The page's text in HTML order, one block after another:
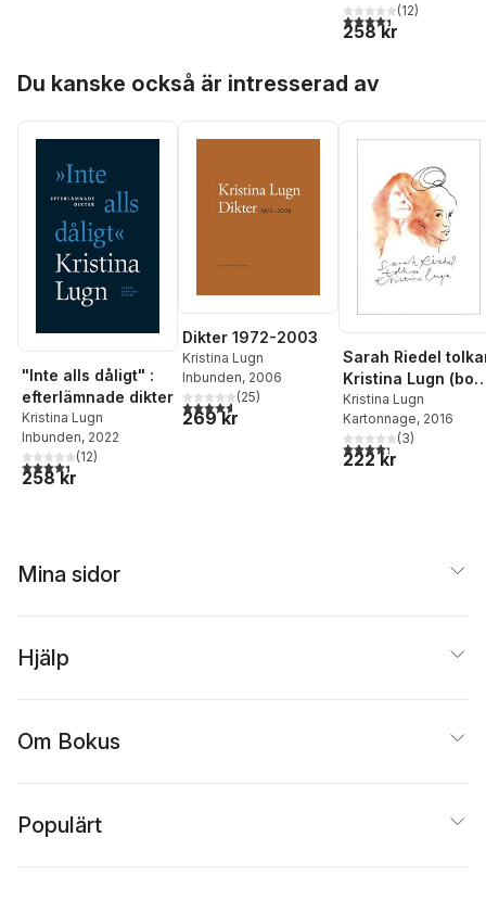
4,4utav 5 stjärnor.
(12)
258 kr
Du kanske också är intresserad av
"Inte alls dåligt" :
efterlämnade dikter
Kristina Lugn
Inbunden, 2022
4,4utav 5 stjärnor. Totalt antal röster:
(12)
258 kr
Dikter 1972-2003
Kristina Lugn
Inbunden, 2006
4,6utav 5 stjärnor. Totalt antal röster:
(25)
269 kr
Sarah Riedel
Kristina Lugn (bok
+ CD)
Kristina Lugn
Kartonnage, 2016
4,3utav 5 stjärnor.
(3)
222 kr
Mina sidor
Hjälp
Om Bokus
Populärt